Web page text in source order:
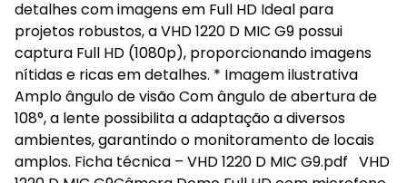
detalhes com imagens em Full HD Ideal para
projetos robustos, a VHD 1220 D MIC G9 possui
captura Full HD (1080p), proporcionando imagens
nítidas e ricas em detalhes. * Imagem ilustrativa
Amplo ângulo de visão Com ângulo de abertura de
108°, a lente possibilita a adaptação a diversos
ambientes, garantindo o monitoramento de locais
amplos. Ficha técnica – VHD 1220 D MIC G9.pdf VHD